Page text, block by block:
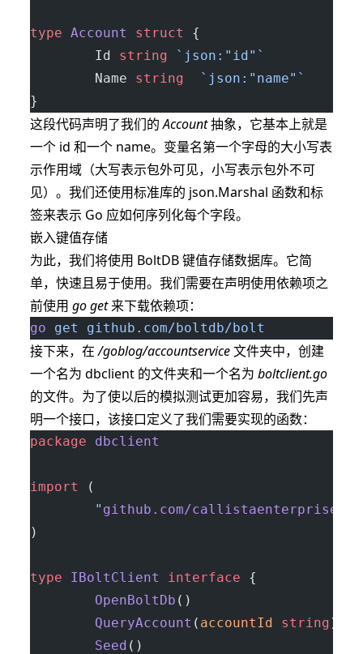
type Account struct
{
        Id
string `json:"id"`
        Name
string
  `json:"name"`
}
这段代码声明了我们的Account抽象，它基本上就是
一个 id 和一个 name。变量名第一个字母的大小写表
示作用域（大写表示包外可见，小写表示包外不可
见）。我们还使用标准库的 json.Marshal 函数和标
签来表示 Go 应如何序列化每个字段。
嵌入键值存储
为此，我们将使用 BoltDB键值存储数据库。它简
单，快速且易于使用。我们需要在声明使用依赖项之
前使用go get来下载依赖项：
go get github.com/boltdb/bolt
接下来，在/goblog/accountservice文件夹中，创建
一个名为 dbclient 的文件夹和一个名为boltclient.go
的文件。为了使以后的模拟测试更加容易，我们先声
明一个接口，该接口定义了我们需要实现的函数：
package dbclient
import
(
        "
github.com/callistaenterprise/
)
type IBoltClient interface {
        OpenBoltDb
()
        QueryAccount
( accountId string ) (
        Seed
()